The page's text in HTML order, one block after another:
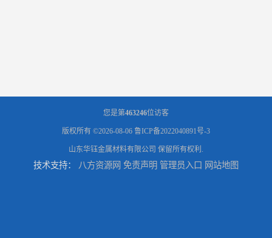
您是第463246位访客
版权所有 ©2026-08-06 鲁ICP备2022040891号-3
山东华钰金属材料有限公司 保留所有权利.
技术支持： 八方资源网 免责声明 管理员入口 网站地图